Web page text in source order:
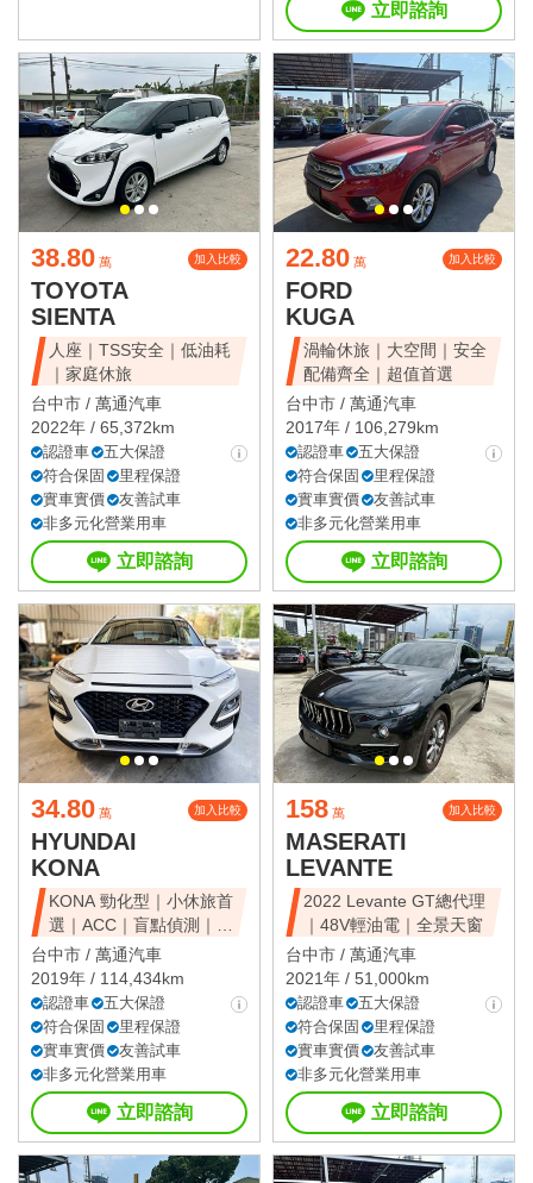
立即諮詢
38.80 萬 加入比較
TOYOTA
SIENTA
人座｜TSS安全｜低油耗
｜家庭休旅
台中市 / 萬通汽車
2022年 / 65,372km
認證車
五大保證
符合保固
里程保證
實車實價
友善試車
非多元化營業用車
立即諮詢
22.80 萬 加入比較
FORD
KUGA
渦輪休旅｜大空間｜安全
配備齊全｜超值首選
台中市 / 萬通汽車
2017年 / 106,279km
認證車
五大保證
符合保固
里程保證
實車實價
友善試車
非多元化營業用車
立即諮詢
34.80 萬 加入比較
HYUNDAI
KONA
KONA 勁化型｜小休旅首
選｜ACC｜盲點偵測｜省
油好開
台中市 / 萬通汽車
2019年 / 114,434km
認證車
五大保證
符合保固
里程保證
實車實價
友善試車
非多元化營業用車
立即諮詢
158 萬 加入比較
MASERATI
LEVANTE
2022 Levante GT總代理
｜48V輕油電｜全景天窗
台中市 / 萬通汽車
2021年 / 51,000km
認證車
五大保證
符合保固
里程保證
實車實價
友善試車
非多元化營業用車
立即諮詢